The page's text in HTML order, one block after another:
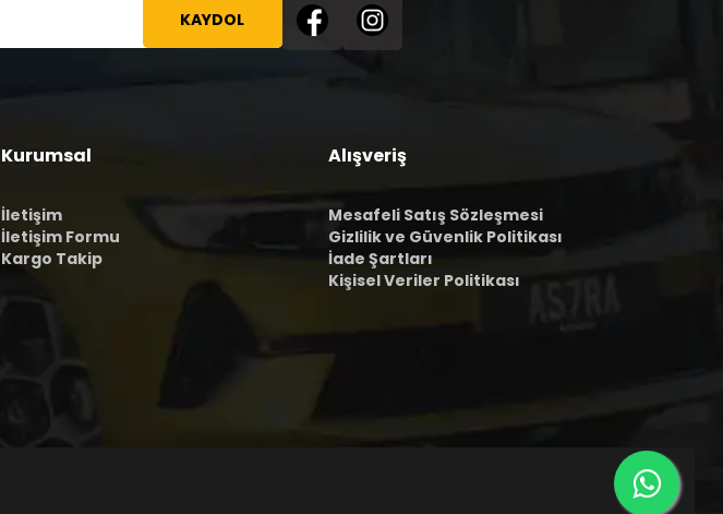
KAYDOL
Kurumsal
İletişim
İletişim Formu
Kargo Takip
Alışveriş
Mesafeli Satış Sözleşmesi
Gizlilik ve Güvenlik Politikası
İade Şartları
Kişisel Veriler Politikası